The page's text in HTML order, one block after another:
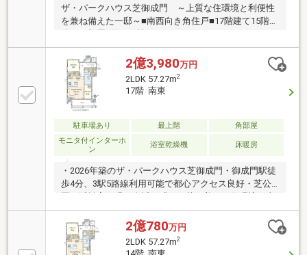
ザ・パークハウス芝御成門 ～上質な住環境と利便性
を兼ね備えた一邸～■南西向き角住戸■17階建て15階部
分のお部屋■約13.5帖のゆったりとしたLDK■キッチン
に開口部有■各洋室にWICを備え、充実した収納を確保
■三菱地所レジデンスが手掛ける上質な住まい■耐熱・
省エネ性能を高めた「ZEH-M Oriented」を採用■ペッ
ト飼育可（細則有）■充実した共用部 ラウンジ/宅配
ボックス（24時間）/24時間ゴミ出し可能/駐車場・駐
輪場 シェアサイクルポート/防犯カメラ・オートロッ
2億3,980万円
2LDK 57.27m2
17階 南東
駐車場あり 最上階
角部屋
モニタ付インターホ
ン
浴室乾燥機 床暖房
・2026年築のザ・パークハウス芝御成門・御成門駅徒
歩4分、3駅5路線利用可能で都心アクセス良好・芝公
園や浜離宮の緑を身近に感じる落ち着いた住環境・東
京タワーや増上寺が生活圏の魅力的なロケーション・
最上階角住戸の開放感と静穏性、都心を望む眺望・天
井高2，650mmのLDKとWIC＋SICで快適性が高い・顔
認証やHOMETACTなど先進設備が充実 スマートで
2億780万円
2LDK 57.27m2